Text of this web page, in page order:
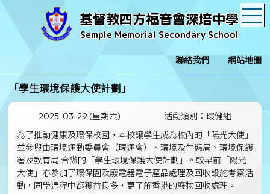
基督教四方福音會深培中學
Semple Memorial Secondary School
聯絡我們 網站地圖
「學生環境保護大使計劃」
2025-03-29 (星期六)
活動類別：環健組
為了推動健康及環保校園，本校讓學生成為校內的「陽光大使」
並參與由環境運動委員會（環運會）、環境及生態局、環境保護
署及教育局 合辦的「學生環境保護大使計劃」。較早前「陽光
大使」亦參加了環保園及廢電器電子產品處理及回收設施考察活
動，同學過程中都獲益良多，更了解香港的廢物回收處理。